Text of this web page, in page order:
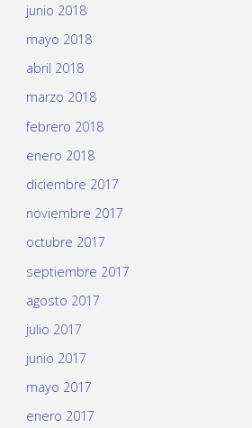
junio 2018
mayo 2018
abril 2018
marzo 2018
febrero 2018
enero 2018
diciembre 2017
noviembre 2017
octubre 2017
septiembre 2017
agosto 2017
julio 2017
junio 2017
mayo 2017
enero 2017